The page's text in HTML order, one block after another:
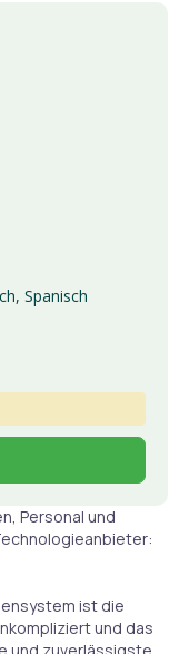
Personal und
ist die
und das
Spanisch